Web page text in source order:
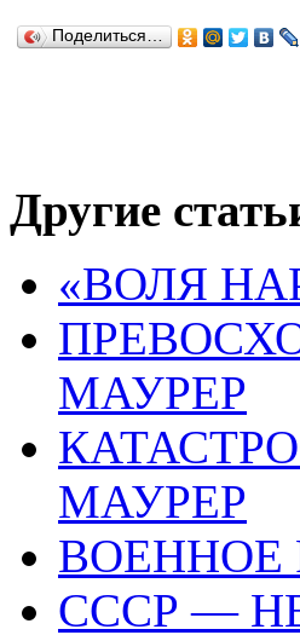
Поделиться…
Другие
«ВОЛЯ
МАУРЕР
МАУРЕР
ВОЕННОЕ
СССР —